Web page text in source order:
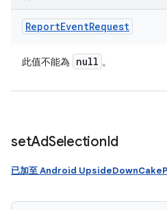
ReportEventRequest
此值不能為 null 。
setAdSelectionId
已加至 Android